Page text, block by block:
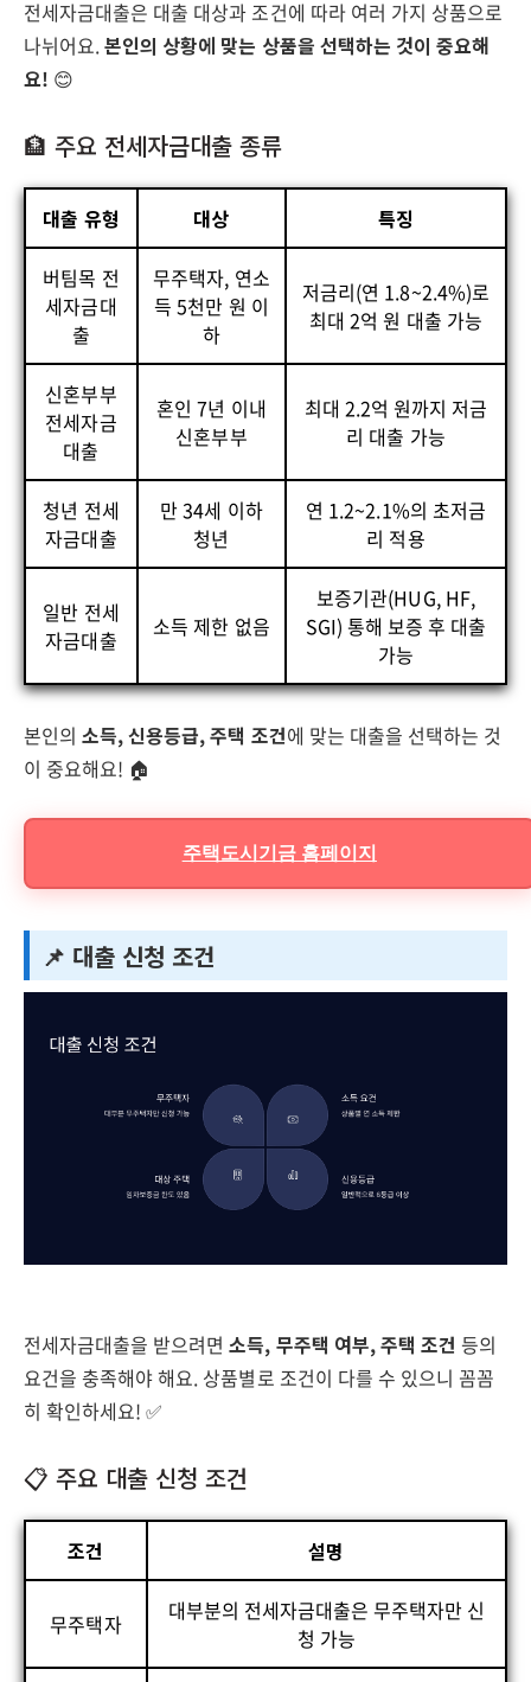
전세자금대출은 대출 대상과 조건에 따라 여러 가지 상품으로
나뉘어요.본인의 상황에 맞는 상품을 선택하는 것이 중요해
요! 😊
🏦 주요 전세자금대출 종류
대출 유형 대상 특징
버팀목 전
세자금대
출
무주택자, 연소
득 5천만 원 이
하
저금리(연 1.8~2.4%)로
최대 2억 원 대출 가능
신혼부부
전세자금
대출
혼인 7년 이내
신혼부부
최대 2.2억 원까지 저금
리 대출 가능
청년 전세
자금대출
만 34세 이하
청년
연 1.2~2.1%의 초저금
리 적용
일반 전세
자금대출
소득 제한 없음
보증기관(HUG, HF,
SGI) 통해 보증 후 대출
가능
본인의소득, 신용등급, 주택 조건에 맞는 대출을 선택하는 것
이 중요해요! 🏠
주택도시기금 홈페이지
📌 대출 신청 조건
전세자금대출을 받으려면소득, 무주택 여부, 주택 조건 등의
요건을 충족해야 해요. 상품별로 조건이 다를 수 있으니 꼼꼼
히 확인하세요! ✅
📋 주요 대출 신청 조건
조건 설명
무주택자
대부분의 전세자금대출은 무주택자만 신
청 가능